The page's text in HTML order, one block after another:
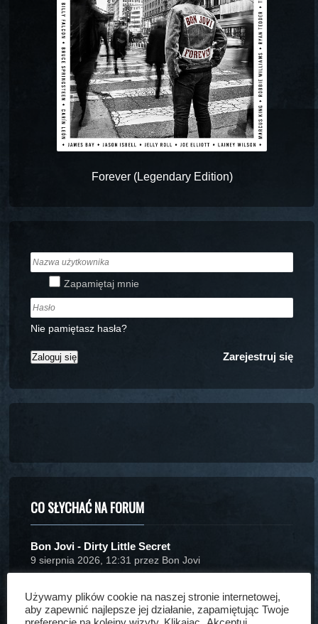
Forever (Legendary Edition)
Zapamiętaj mnie
Nie pamiętasz hasła?
Zarejestruj się
CO SŁYCHAĆ NA FORUM
Bon Jovi - Dirty Little Secret
9 sierpnia 2026, 12:31 przez Bon Jovi
YouTube
7 sierpnia 2026, 21:52 przez Bon Jovi
Używamy plików cookie na naszej stronie internetowej,
aby zapewnić najlepsze jej działanie, zapamiętując Twoje